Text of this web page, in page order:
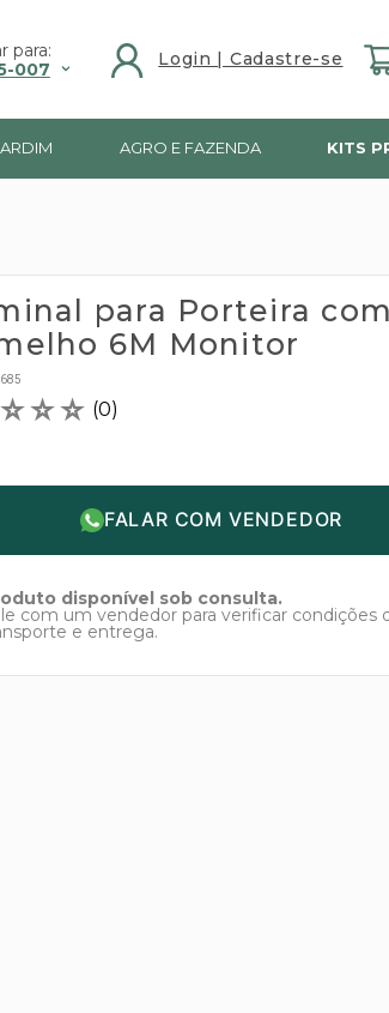
para:
007
AGRO E FAZENDA KITS
para Porteira
6M Monitor
☆☆☆ (0)
FALAR COM VENDEDOR
disponível sob consulta.
com um vendedor para verificar condições
e entrega.